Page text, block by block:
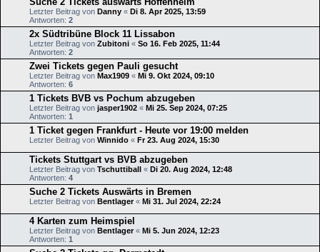
Letzter Beitrag von Danny « Di 8. Apr 2025, 13:59
Antworten: 2
2x Südtribüne Block 11 Lissabon
Letzter Beitrag von Zubitoni « So 16. Feb 2025, 11:44
Antworten: 2
Zwei Tickets gegen Pauli gesucht
Letzter Beitrag von Max1909 « Mi 9. Okt 2024, 09:10
Antworten: 6
1 Tickets BVB vs Pochum abzugeben
Letzter Beitrag von jasper1902 « Mi 25. Sep 2024, 07:25
Antworten: 1
1 Ticket gegen Frankfurt - Heute vor 19:00 melden
Letzter Beitrag von Winnido « Fr 23. Aug 2024, 15:30
Tickets Stuttgart vs BVB abzugeben
Letzter Beitrag von Tschuttiball « Di 20. Aug 2024, 12:48
Antworten: 4
Suche 2 Tickets Auswärts in Bremen
Letzter Beitrag von Bentlager« Mi 31. Jul 2024, 22:24
4 Karten zum Heimspiel
Letzter Beitrag von Bentlager« Mi 5. Jun 2024, 12:23
Antworten: 1